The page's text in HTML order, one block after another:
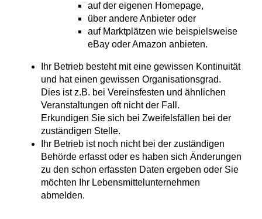
auf der eigenen Homepage,
über andere Anbieter oder
auf Marktplätzen wie beispielsweise
eBay oder Amazon anbieten.
Ihr Betrieb besteht mit eine gewissen Kontinuität
und hat einen gewissen Organisationsgrad.
Dies ist z.B. bei Vereinsfesten und ähnlichen
Veranstaltungen oft nicht der Fall.
Erkundigen Sie sich bei Zweifelsfällen bei der
zuständigen Stelle.
Ihr Betrieb ist noch nicht bei der zuständigen
Behörde erfasst oder es haben sich Änderungen
zu den schon erfassten Daten ergeben oder Sie
möchten Ihr Lebensmittelunternehmen
abmelden.